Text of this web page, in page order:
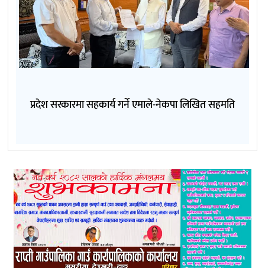
प्रदेश सरकारमा सहकार्य गर्ने एमाले-नेकपा लिखित सहमति